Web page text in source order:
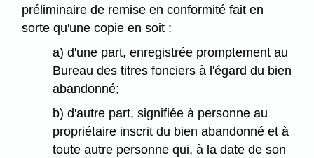
préliminaire de remise en conformité fait en
sorte qu'une copie en soit :
a) d'une part, enregistrée promptement au
Bureau des titres fonciers à l'égard du bien
abandonné;
b) d'autre part, signifiée à personne au
propriétaire inscrit du bien abandonné et à
toute autre personne qui, à la date de son